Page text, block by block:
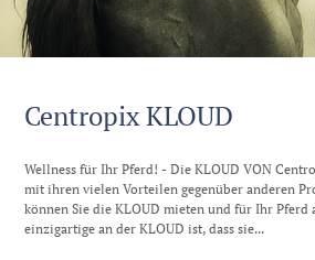
Centropix KLOUD
Wellness für Ihr Pferd! - Die KLOUD VON
mit ihren vielen Vorteilen gegenüber anderen
können Sie die KLOUD mieten und für Ihr Pferd
einzigartige an der KLOUD ist, dass sie...